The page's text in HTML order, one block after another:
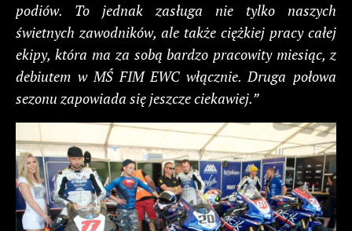
podiów. To jednak zasługa nie tylko naszych
świetnych zawodników, ale także ciężkiej pracy całej
ekipy, która ma za sobą bardzo pracowity miesiąc, z
debiutem w MŚ FIM EWC włącznie. Druga połowa
sezonu zapowiada się jeszcze ciekawiej.”